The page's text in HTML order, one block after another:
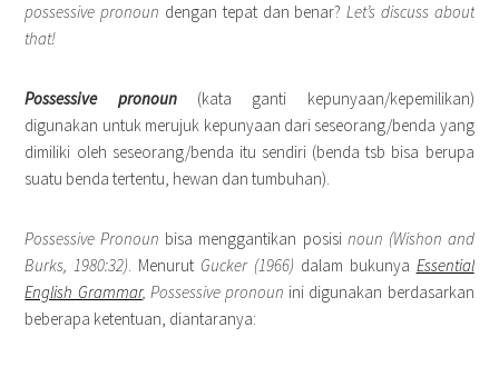
possessive pronoun dengan tepat dan benar?Let’s discuss about
that!
Possessive pronoun(kata ganti kepunyaan/kepemilikan)
digunakan untuk merujuk kepunyaan dari seseorang/benda yang
dimiliki oleh seseorang/benda itu sendiri (benda tsb bisa berupa
suatu benda tertentu, hewan dan tumbuhan).
Possessive Pronoun bisa menggantikan posisi noun (Wishon and
Burks, 1980:32). Menurut Gucker (1966) dalam bukunya Essential
English Grammar, Possessive pronoun ini digunakan berdasarkan
beberapa ketentuan, diantaranya: